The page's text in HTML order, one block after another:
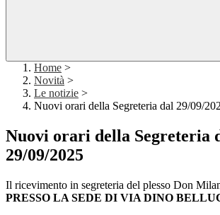
Home >
Novità >
Le notizie >
Nuovi orari della Segreteria dal 29/09/
Nuovi orari della Segreteria
29/09/2025
Il ricevimento in segreteria del plesso Don
PRESSO LA SEDE DI VIA DINO